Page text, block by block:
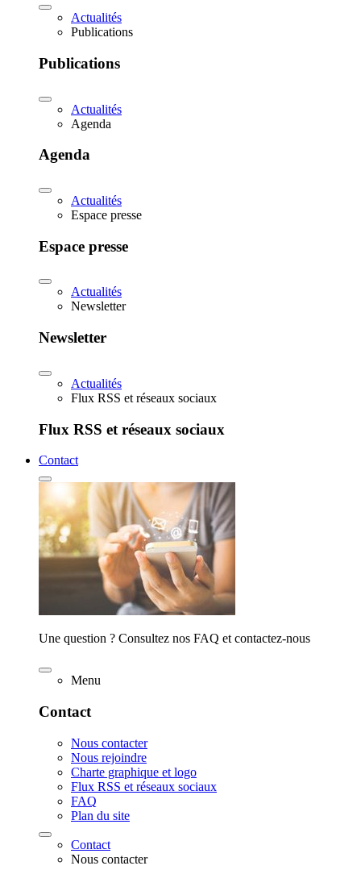
Actualités
Publications
Publications
Actualités
Agenda
Agenda
Actualités
Espace presse
Espace presse
Actualités
Newsletter
Newsletter
Actualités
Flux RSS et réseaux sociaux
Flux RSS et réseaux sociaux
Contact
Une question ? Consultez nos FAQ et contactez-nous
Menu
Contact
Nous contacter
Nous rejoindre
Charte graphique et logo
Flux RSS et réseaux sociaux
FAQ
Plan du site
Contact
Nous contacter